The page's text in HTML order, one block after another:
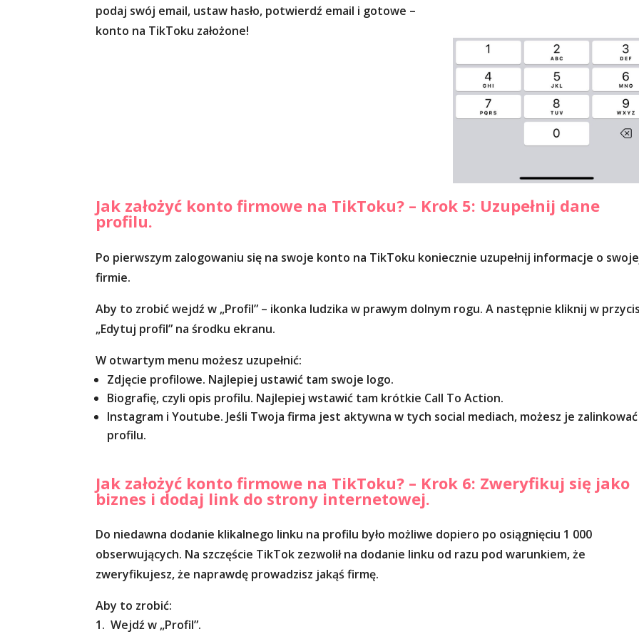
podaj swój email, ustaw hasło, potwierdź email i gotowe –
konto na TikToku założone!
Jak założyć konto firmowe na TikToku? – Krok 5: Uzupełnij dane
profilu.
Po pierwszym zalogowaniu się na swoje konto na TikToku koniecznie uzupełnij informacje o
firmie.
Aby to zrobić wejdź w „Profil” – ikonka ludzika w prawym dolnym rogu. A następnie kliknij w
„Edytuj profil” na środku ekranu.
W otwartym menu możesz uzupełnić:
Zdjęcie profilowe. Najlepiej ustawić tam swoje logo.
Biografię, czyli opis profilu. Najlepiej wstawić tam krótkie Call To Action.
Instagram i Youtube. Jeśli Twoja firma jest aktywna w tych social mediach, możesz je
profilu.
Jak założyć konto firmowe na TikToku? – Krok 6: Zweryfikuj się jako
biznes i dodaj link do strony internetowej.
Do niedawna dodanie klikalnego linku na profilu było możliwe dopiero po osiągnięciu 1 000
obserwujących. Na szczęście TikTok zezwolił na dodanie linku od razu pod warunkiem, że
zweryfikujesz, że naprawdę prowadzisz jakąś firmę.
Aby to zrobić:
Wejdź w „Profil”.